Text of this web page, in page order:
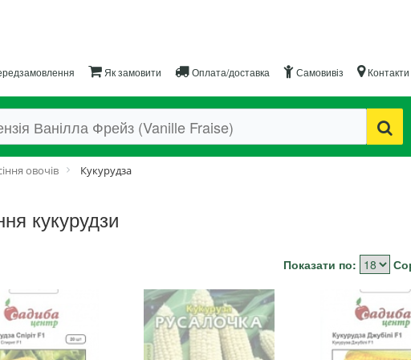
Як замовити Оплата/доставка Самовивіз Контакти
овочів Кукурудза
кукурудзи
Показати по: